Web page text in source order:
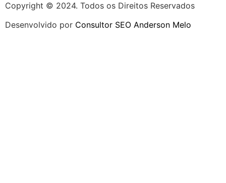
Desenvolvido por Consultor SEO Anderson Melo
Copyright © 2024. Todos os Direitos Reservados